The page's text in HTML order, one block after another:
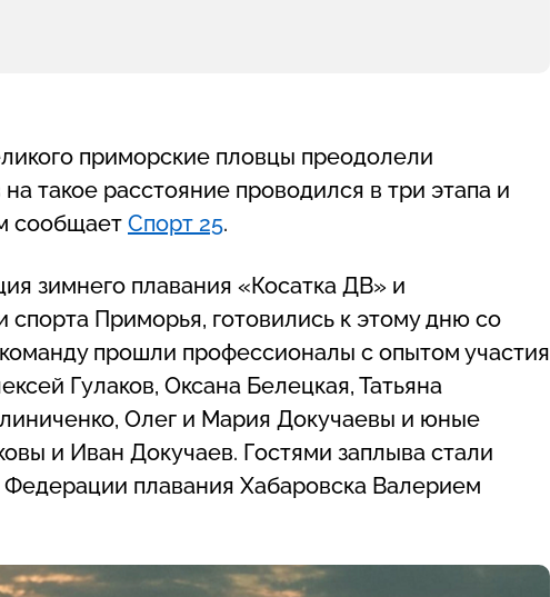
приморские пловцы преодолели
такое расстояние проводился в три этапа и
сообщает Спорт 25.
зимнего плавания «Косатка ДВ» и
спорта Приморья, готовились к этому дню со
прошли профессионалы с опытом участия
Гулаков, Оксана Белецкая, Татьяна
Олег и Мария Докучаевы и юные
и Иван Докучаев. Гостями заплыва стали
плавания Хабаровска Валерием